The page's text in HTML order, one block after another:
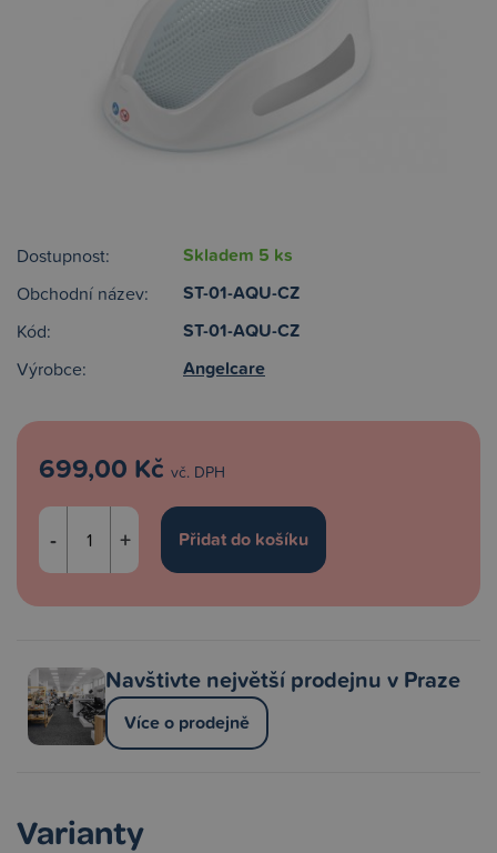
Dostupnost: Skladem 5 ks
Obchodní název: ST-01-AQU-CZ
Kód: ST-01-AQU-CZ
Výrobce: Angelcare
699,00 Kč vč. DPH
- +
Navštivte největší prodejnu v Praze
Více o prodejně
Varianty